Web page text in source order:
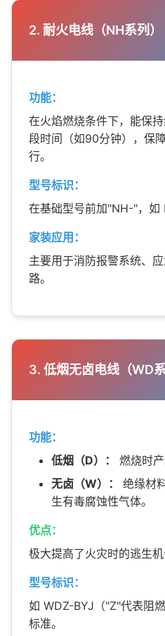
2. 耐火电线（NH系列）
功能：
在火焰燃烧条件下，能保
段时间（如90分钟），保
行。
型号标识：
在基础型号前加"NH-"，如
家装应用：
主要用于消防报警系统、
路。
3. 低烟无卤电线（WD系
功能：
低烟（D）：
燃烧时
无卤（W）：
绝缘材
生有毒腐蚀性气体。
优点：
极大提高了火灾时的逃生机
型号标识：
如 WDZ-BYJ（"Z"代表阻
标准。